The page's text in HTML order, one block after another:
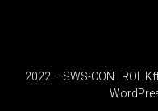
2022 – SWS-CONTROL